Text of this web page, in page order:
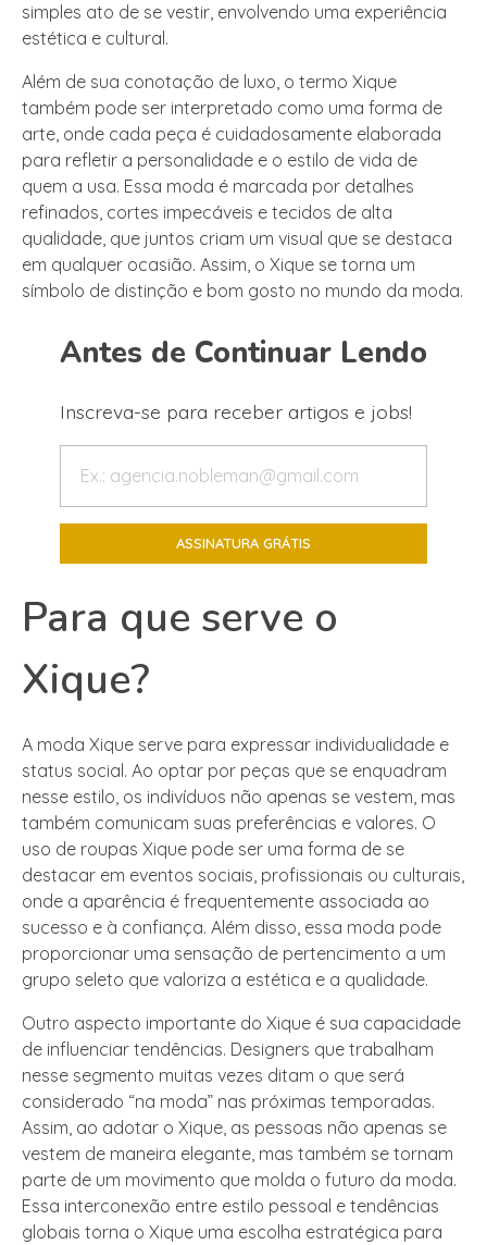
simples ato de se vestir, envolvendo uma experiência
estética e cultural.
Além de sua conotação de luxo, o termo Xique
também pode ser interpretado como uma forma de
arte, onde cada peça é cuidadosamente elaborada
para refletir a personalidade e o estilo de vida de
quem a usa. Essa moda é marcada por detalhes
refinados, cortes impecáveis e tecidos de alta
qualidade, que juntos criam um visual que se destaca
em qualquer ocasião. Assim, o Xique se torna um
símbolo de distinção e bom gosto no mundo da moda.
Antes de Continuar Lendo
Inscreva-se para receber artigos e jobs!
Para que serve o
Xique?
A moda Xique serve para expressar individualidade e
status social. Ao optar por peças que se enquadram
nesse estilo, os indivíduos não apenas se vestem, mas
também comunicam suas preferências e valores. O
uso de roupas Xique pode ser uma forma de se
destacar em eventos sociais, profissionais ou culturais,
onde a aparência é frequentemente associada ao
sucesso e à confiança. Além disso, essa moda pode
proporcionar uma sensação de pertencimento a um
grupo seleto que valoriza a estética e a qualidade.
Outro aspecto importante do Xique é sua capacidade
de influenciar tendências. Designers que trabalham
nesse segmento muitas vezes ditam o que será
considerado “na moda” nas próximas temporadas.
Assim, ao adotar o Xique, as pessoas não apenas se
vestem de maneira elegante, mas também se tornam
parte de um movimento que molda o futuro da moda.
Essa interconexão entre estilo pessoal e tendências
globais torna o Xique uma escolha estratégica para